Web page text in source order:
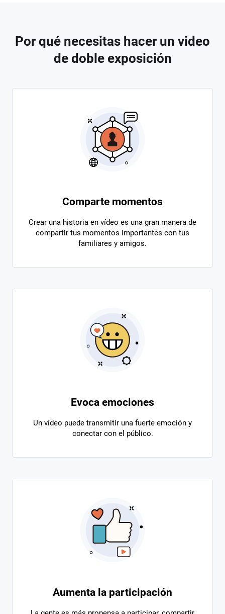
Por qué necesitas hacer un video
de doble exposición
Comparte momentos
Crear una historia en vídeo es una gran manera de
compartir tus momentos importantes con tus
familiares y amigos.
Evoca emociones
Un vídeo puede transmitir una fuerte emoción y
conectar con el público.
Aumenta la participación